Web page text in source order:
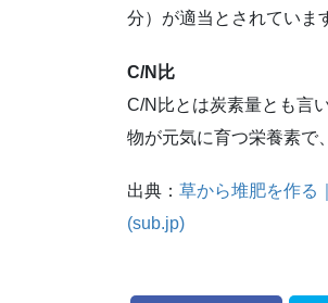
分）が適当とされていま
C/N比
C/N比とは炭素量とも言
物が元気に育つ栄養素で
出典： 草から堆肥を作る
(sub.jp)